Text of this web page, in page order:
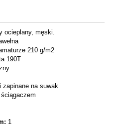
ocieplany, męski.
210 g/m2
190T
na suwak
1